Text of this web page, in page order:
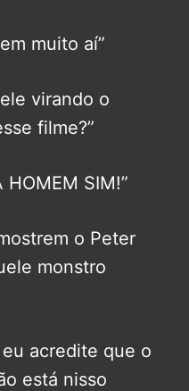
muito aí”
virando o
filme?”
HOMEM SIM!”
o Peter
monstro
acredite que o
está nisso